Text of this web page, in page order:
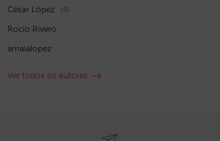
César López (4)
Rocío Rivero
amaialopez
Ver todos os autores